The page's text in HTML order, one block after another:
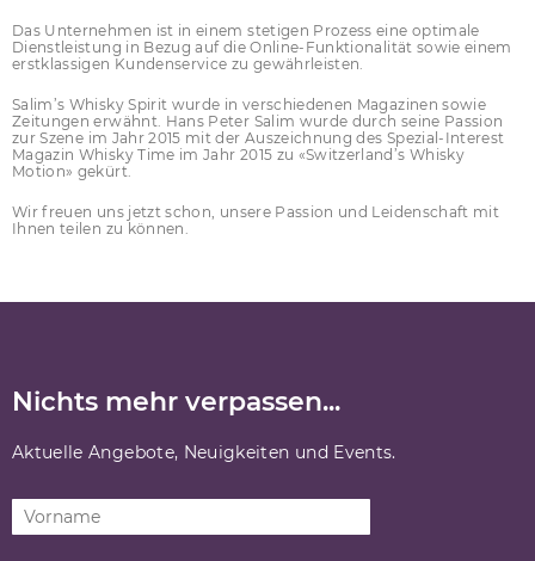
Das Unternehmen ist in einem stetigen Prozess eine optimale
Dienstleistung in Bezug auf die Online-Funktionalität sowie einem
erstklassigen Kundenservice zu gewährleisten.
Salim’s Whisky Spirit wurde in verschiedenen Magazinen sowie
Zeitungen erwähnt. Hans Peter Salim wurde durch seine Passion
zur Szene im Jahr 2015 mit der Auszeichnung des Spezial-Interest
Magazin Whisky Time im Jahr 2015 zu «Switzerland’s Whisky
Motion» gekürt.
Wir freuen uns jetzt schon, unsere Passion und Leidenschaft mit
Ihnen teilen zu können.
Nichts mehr verpassen...
Aktuelle Angebote, Neuigkeiten und Events.